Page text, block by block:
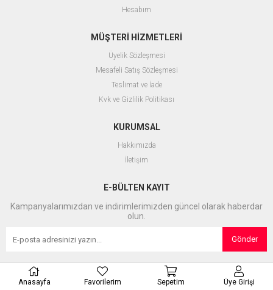
Hesabım
MÜŞTERİ HİZMETLERİ
Üyelik Sözleşmesi
Mesafeli Satış Sözleşmesi
Teslimat ve İade
Kvk ve Gizlilik Politikası
KURUMSAL
Hakkımızda
İletişim
E-BÜLTEN KAYIT
Kampanyalarımızdan ve indirimlerimizden güncel olarak haberdar
olun.
Gönder
Anasayfa Favorilerim Sepetim Üye Girişi